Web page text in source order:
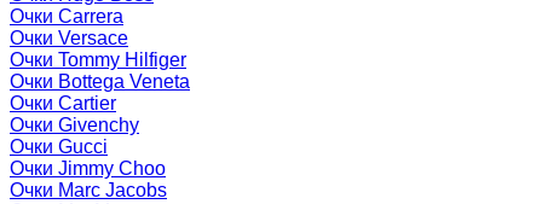
Очки Carrera
Очки Versace
Очки Tommy Hilfiger
Очки Bottega Veneta
Очки Cartier
Очки Givenchy
Очки Gucci
Очки Jimmy Choo
Очки Marc Jacobs